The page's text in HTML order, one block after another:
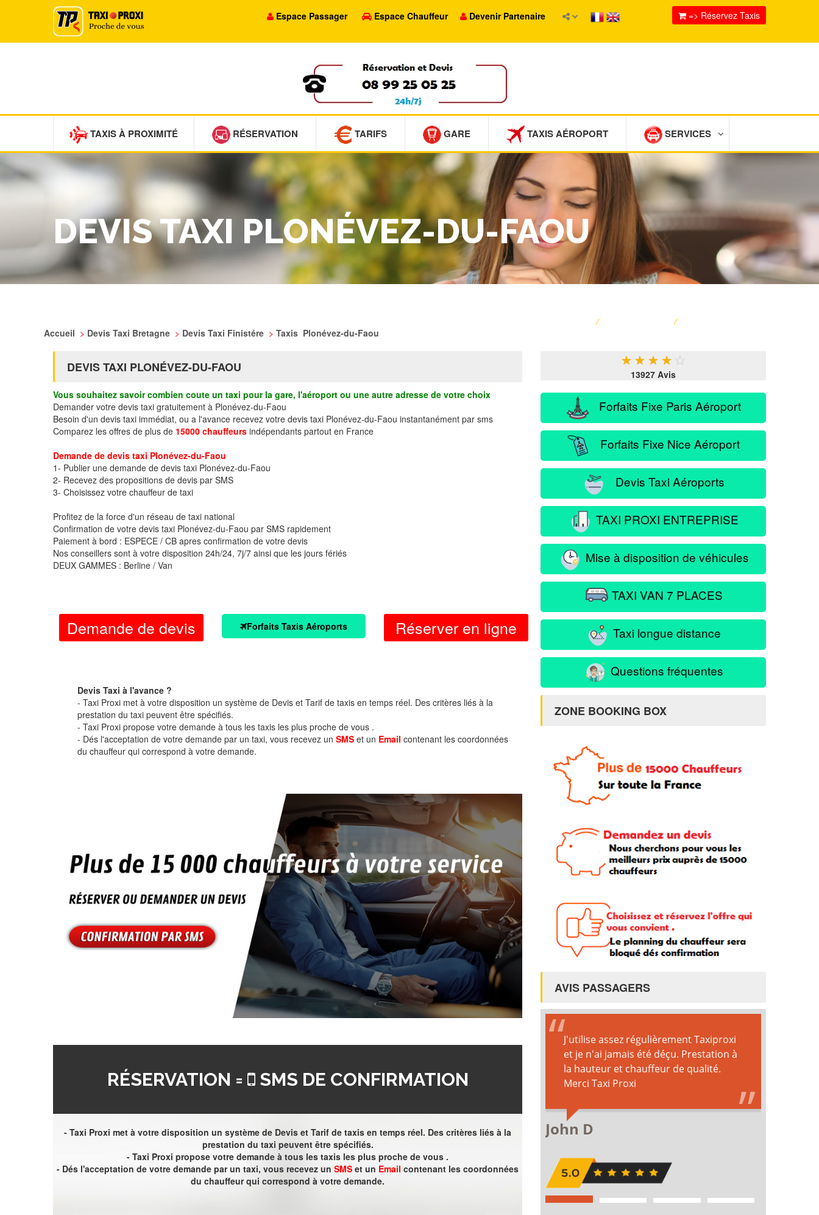
Espace Passager Espace Chauffeur Devenir Partenaire => Réservez Taxis
TAXIS À PROXIMITÉ RÉSERVATION TARIFS GARE TAXIS AÉROPORT SERVICES
DEVIS TAXI PLONÉVEZ-DU-FAOU
/ /
Accueil > Devis Taxi Bretagne > Devis Taxi Finistére > Taxis Plonévez-du-Faou
DEVIS TAXI PLONÉVEZ-DU-FAOU
Vous souhaitez savoir combien coute un taxi pour la gare, l'aéroport ou une autre adresse de votre choix
Demander votre devis taxi gratuitement à Plonévez-du-Faou
Besoin d'un devis taxi immédiat, ou a l'avance recevez votre devis taxi Plonévez-du-Faou instantanément par sms
Comparez les offres de plus de 15000 chauffeurs indépendants partout en France
Demande de devis taxi Plonévez-du-Faou
1- Publier une demande de devis taxi Plonévez-du-Faou
2- Recevez des propositions de devis par SMS
3- Choisissez votre chauffeur de taxi
Profitez de la force d'un réseau de taxi national
Confirmation de votre devis taxi Plonévez-du-Faou par SMS rapidement
Paiement à bord : ESPECE / CB apres confirmation de votre devis
Nos conseillers sont à votre disposition 24h/24, 7j/7 ainsi que les jours fériés
DEUX GAMMES : Berline / Van
Demande de devis Forfaits Taxis Aéroports Réserver en ligne
Devis Taxi à l'avance ?
- Taxi Proxi met à votre disposition un système de Devis et Tarif de taxis en temps réel. Des critères liés à la
prestation du taxi peuvent être spécifiés.
- Taxi Proxi propose votre demande à tous les taxis les plus proche de vous .
- Dés l'acceptation de votre demande par un taxi, vous recevez un SMS et un Email contenant les coordonnées
du chauffeur qui correspond à votre demande.
RÉSERVATION = SMS DE CONFIRMATION
- Taxi Proxi met à votre disposition un système de Devis et Tarif de taxis en temps réel. Des critères liés à la
prestation du taxi peuvent être spécifiés.
- Taxi Proxi propose votre demande à tous les taxis les plus proche de vous .
- Dés l'acceptation de votre demande par un taxi, vous recevez un SMS et un Email contenant les coordonnées
du chauffeur qui correspond à votre demande.
★ ★ ★ ★ ★
13927 Avis
Forfaits Fixe Paris Aéroport
Forfaits Fixe Nice Aéroport
Devis Taxi Aéroports
TAXI PROXI ENTREPRISE
Mise à disposition de véhicules
TAXI VAN 7 PLACES
Taxi longue distance
Questions fréquentes
ZONE BOOKING BOX
AVIS PASSAGERS